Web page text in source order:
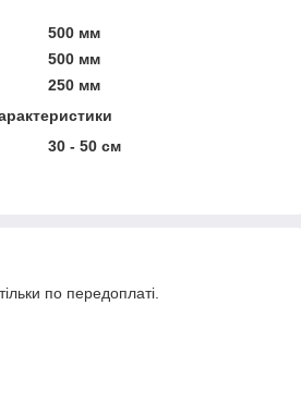
500 мм
500 мм
250 мм
30 - 50 см
по передоплаті.